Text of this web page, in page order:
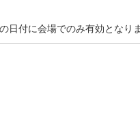
日付に会場でのみ有効となり